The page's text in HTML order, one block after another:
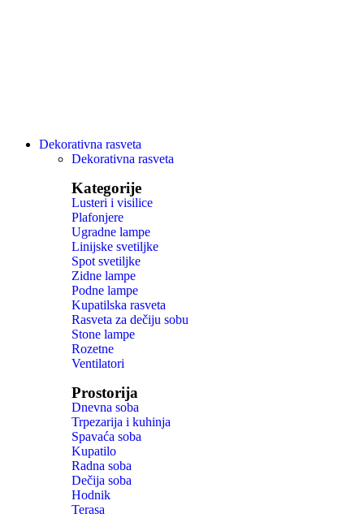
Dekorativna rasveta
Dekorativna rasveta
Kategorije
Lusteri i visilice
Plafonjere
Ugradne lampe
Linijske svetiljke
Spot svetiljke
Zidne lampe
Podne lampe
Kupatilska rasveta
Rasveta za dečiju sobu
Stone lampe
Rozetne
Ventilatori
Prostorija
Dnevna soba
Trpezarija i kuhinja
Spavaća soba
Kupatilo
Radna soba
Dečija soba
Hodnik
Terasa